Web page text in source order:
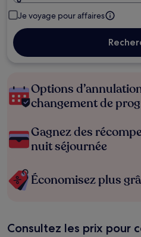
Je voyage pour affaires
Options
changement de
Gagnez des
nuit séjournée
Économisez plus
Consultez les prix pour